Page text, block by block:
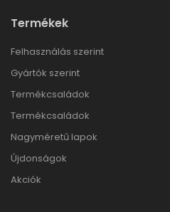
Termékek
Felhasználás szerint
Gyártók szerint
Termékcsaládok
Termékcsaládok
Nagyméretű lapok
Újdonságok
Akciók